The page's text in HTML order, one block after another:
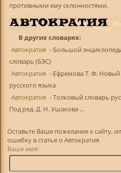
противными ему склонностями.
В других словарях:
Автократия - Большой
словарь (БЭС)
Автократия - Ефремова Т. Ф. Новый
русского языка
Автократия - Толковый словарь
Под ред. Д. Н. Ушакова ...
Оставьте Ваше пожелание к сайту,
ошибку в статье о Автократия
Ваше имя: